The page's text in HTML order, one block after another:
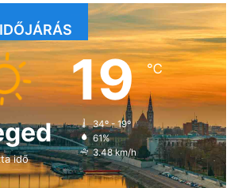
idő
19℃
34º - 19º
61%
3.48 km/h